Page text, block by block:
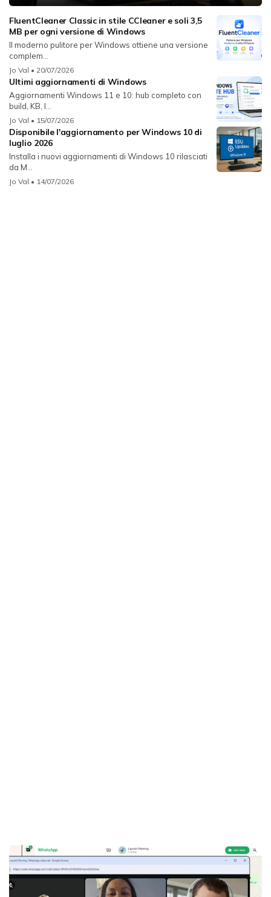
FluentCleaner Classic in stile CCleaner e soli 3,5
MB per ogni versione di Windows
Il moderno pulitore per Windows ottiene una versione
complem...
Jo Val • 20/07/2026
Ultimi aggiornamenti di Windows
Aggiornamenti Windows 11 e 10: hub completo con
build, KB, l...
Jo Val • 15/07/2026
Disponibile l'aggiornamento per Windows 10 di
luglio 2026
Installa i nuovi aggiornamenti di Windows 10 rilasciati
da M...
Jo Val • 14/07/2026